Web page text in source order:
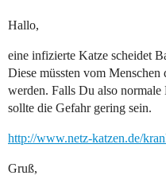
Hallo,
eine infizierte Katze scheidet
Diese müssten vom
werden. Falls Du also normale
sollte die Gefahr gering sein.
http://www.netz-katzen.de/
Gruß,